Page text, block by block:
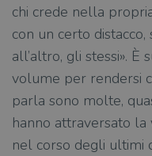
chi crede nella
con un certo
all’altro, gli stessi». È
volume per rendersi
parla sono molte,
hanno attraversato la
nel corso degli ultimi